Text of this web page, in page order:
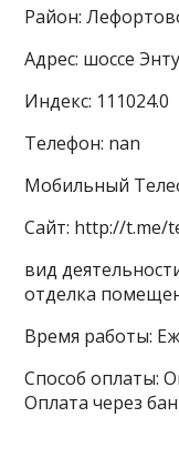
Район:
Адрес: шоссе
Индекс: 111024.0
Телефон: nan
Мобильный
Сайт: http://t.me/
вид
отделка
Время работы:
Способ оплаты:
Оплата через